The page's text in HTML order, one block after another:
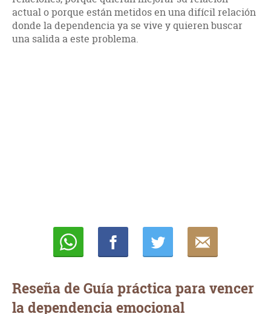
actual o porque están metidos en una difícil relación
donde la dependencia ya se vive y quieren buscar
una salida a este problema.
Reseña de Guía práctica para vencer
la dependencia emocional